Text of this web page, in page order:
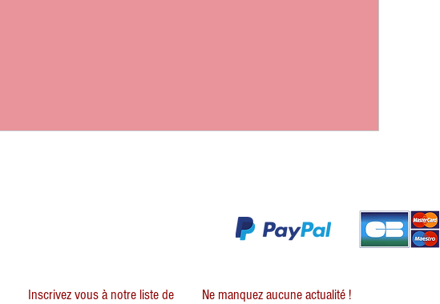
Inscrivez vous à notre liste de
Ne manquez aucune actualité !